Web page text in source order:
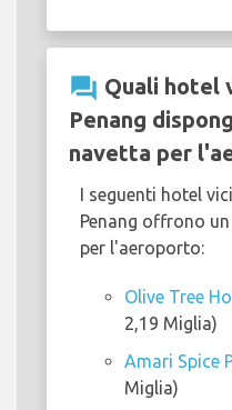
question_answer Quali hotel
Penang
navetta per
I seguenti hotel
Penang offrono
per l'aeroporto:
Olive Tree
2,19 Miglia)
Amari Spice
Miglia)